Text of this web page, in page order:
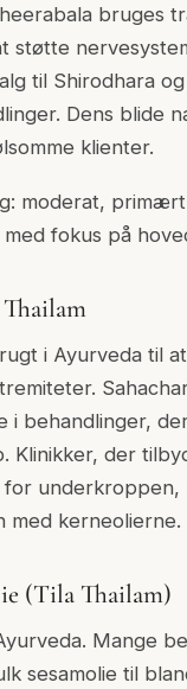
bruges
støtte
til Shirodhara og
Dens blide
klienter.
moderat,
fokus på
Thailam
i Ayurveda til
i behandlinger,
Klinikker, der
for underkroppen,
med kerneolierne.
(Tila Thailam)
Mange
sesamolie til